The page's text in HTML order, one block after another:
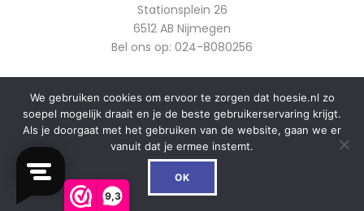
9,3
Stationsplein 26
6512 AB Nijmegen
Bel ons op: 024-8080256
Of mail: info@hoesie.nl
© 2014-2025 Boozt - Hoesie.nl. All rights reserved.
algemene voorwaarden
We gebruiken cookies om ervoor te zorgen dat hoesie.nl zo
soepel mogelijk draait en je de beste gebruikerservaring krijgt.
Als je doorgaat met het gebruiken van de website, gaan we er
vanuit dat je ermee instemt.
OK